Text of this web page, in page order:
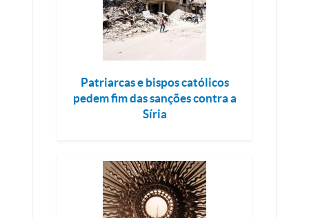
Patriarcas e bispos católicos
pedem fim das sanções contra a
Síria